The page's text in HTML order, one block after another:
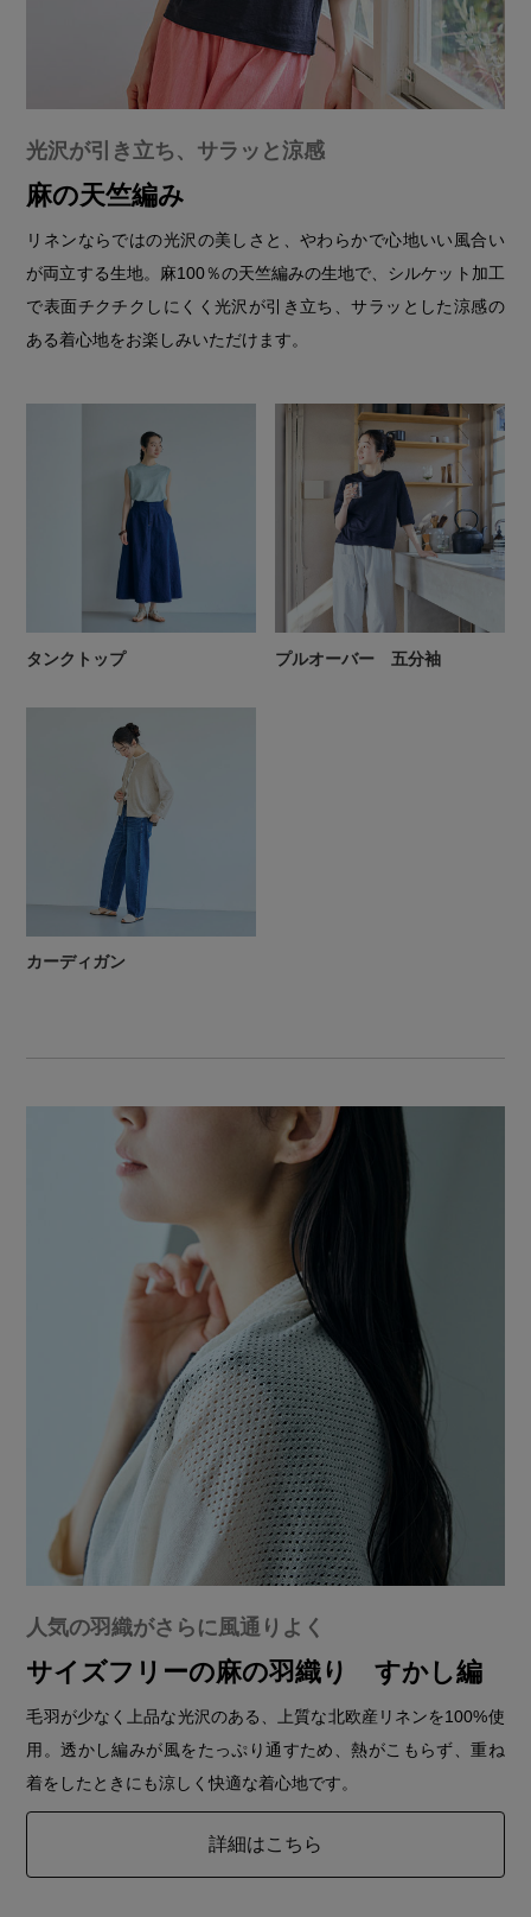
光沢が引き立ち、サラッと涼感
麻の天竺編み
リネンならではの光沢の美しさと、やわらかで心地いい風合い
が両立する生地。麻100％の天竺編みの生地で、シルケット加工
で表面チクチクしにくく光沢が引き立ち、サラッとした涼感の
ある着心地をお楽しみいただけます。
タンクトップ プルオーバー 五分袖
カーディガン
人気の羽織がさらに風通りよく
サイズフリーの麻の羽織り すかし編
毛羽が少なく上品な光沢のある、上質な北欧産リネンを100%使
用。透かし編みが風をたっぷり通すため、熱がこもらず、重ね
着をしたときにも涼しく快適な着心地です。
詳細はこちら